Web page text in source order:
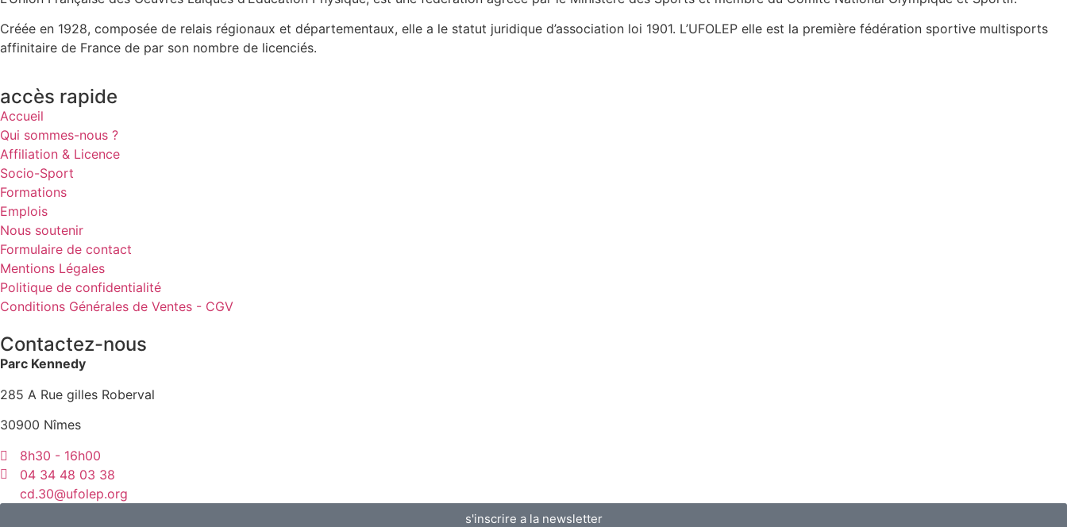
Créée en 1928, composée de relais régionaux et départementaux, elle a le statut juridique d’association loi 1901. L’UFOLEP elle est la première fédération sportive multisports
affinitaire de France de par son nombre de licenciés.
accès rapide
Accueil
Qui sommes-nous ?
Affiliation & Licence
Socio-Sport
Formations
Emplois
Nous soutenir
Formulaire de contact
Mentions Légales
Politique de confidentialité
Conditions Générales de Ventes - CGV
Contactez-nous
Parc Kennedy
285 A Rue gilles Roberval
30900 Nîmes
8h30 - 16h00
04 34 48 03 38
cd.30@ufolep.org
s'inscrire a la newsletter